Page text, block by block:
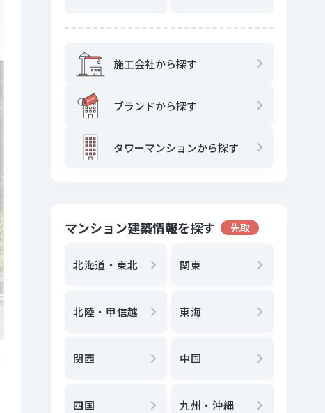
施工会社から探す
ブランドから探す
タワーマンションから探す
マンション建築情報を探す 先取
北海道・東北 関東
北陸・甲信越 東海
関西 中国
四国 九州・沖縄